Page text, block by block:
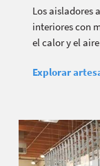
Los aisladores
interiores con
el calor y el
Explorar